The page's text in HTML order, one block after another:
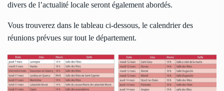
divers de l’actualité locale seront également abordés.
Vous trouverez dans le tableau ci-dessous, le calendrier des
réunions prévues sur tout le département.